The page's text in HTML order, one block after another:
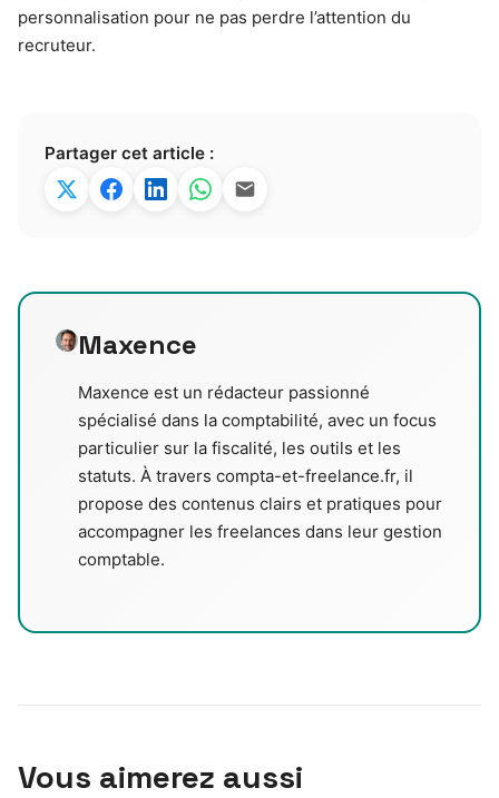
personnalisation pour ne pas perdre l’attention du
recruteur.
Partager cet article :
Maxence
Maxence est un rédacteur passionné
spécialisé dans la comptabilité, avec un focus
particulier sur la fiscalité, les outils et les
statuts. À travers compta-et-freelance.fr, il
propose des contenus clairs et pratiques pour
accompagner les freelances dans leur gestion
comptable.
Vous aimerez aussi